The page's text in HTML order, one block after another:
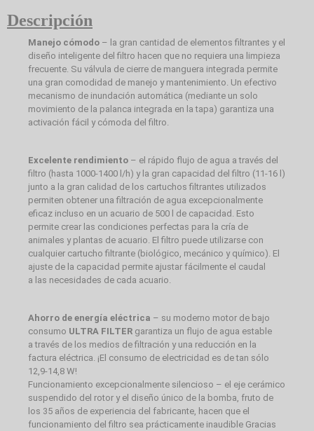
Descripción
Manejo cómodo – la gran cantidad de elementos filtrantes y el
diseño inteligente del filtro hacen que no requiera una limpieza
frecuente. Su válvula de cierre de manguera integrada permite
una gran comodidad de manejo y mantenimiento. Un efectivo
mecanismo de inundación automática (mediante un solo
movimiento de la palanca integrada en la tapa) garantiza una
activación fácil y cómoda del filtro.
Excelente rendimiento – el rápido flujo de agua a través del
filtro (hasta 1000-1400 l/h) y la gran capacidad del filtro (11-16 l)
junto a la gran calidad de los cartuchos filtrantes utilizados
permiten obtener una filtración de agua excepcionalmente
eficaz incluso en un acuario de 500 l de capacidad. Esto
permite crear las condiciones perfectas para la cría de
animales y plantas de acuario. El filtro puede utilizarse con
cualquier cartucho filtrante (biológico, mecánico y químico). El
ajuste de la capacidad permite ajustar fácilmente el caudal
a las necesidades de cada acuario.
Ahorro de energía eléctrica – su moderno motor de bajo
consumo ULTRA FILTER garantiza un flujo de agua estable
a través de los medios de filtración y una reducción en la
factura eléctrica. ¡El consumo de electricidad es de tan sólo
12,9-14,8 W!
Funcionamiento excepcionalmente silencioso – el eje cerámico
suspendido del rotor y el diseño único de la bomba, fruto de
los 35 años de experiencia del fabricante, hacen que el
funcionamiento del filtro sea prácticamente inaudible Gracias